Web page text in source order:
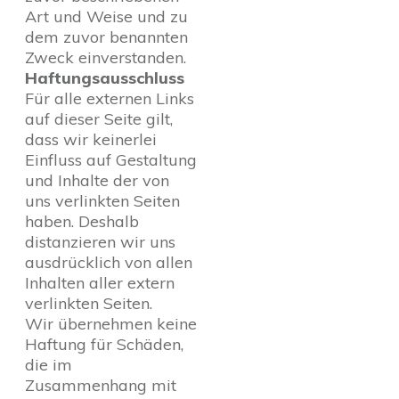
Art und Weise und zu
dem zuvor benannten
Zweck einverstanden.
Haftungsausschluss
Für alle externen Links
auf dieser Seite gilt,
dass wir keinerlei
Einfluss auf Gestaltung
und Inhalte der von
uns verlinkten Seiten
haben. Deshalb
distanzieren wir uns
ausdrücklich von allen
Inhalten aller extern
verlinkten Seiten.
Wir übernehmen keine
Haftung für Schäden,
die im
Zusammenhang mit